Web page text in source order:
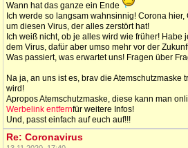
Wann hat das ganze ein Ende
Ich werde so langsam wahnsinnig! Corona
um diesen Virus, der alles zerstört hat!
Ich weiß nicht, ob je alles wird wie früher! Habe
dem Virus, dafür aber umso mehr vor der
Was passiert, was erwartet uns! Fragen über
Na ja, an uns ist es, brav die Atemschutzmaske
wird!
Apropos Atemschutzmaske, diese kann man
Werbelink entfernfür weitere Infos!
Und, passt einfach auf euch auf!!!
Re: Coronavirus